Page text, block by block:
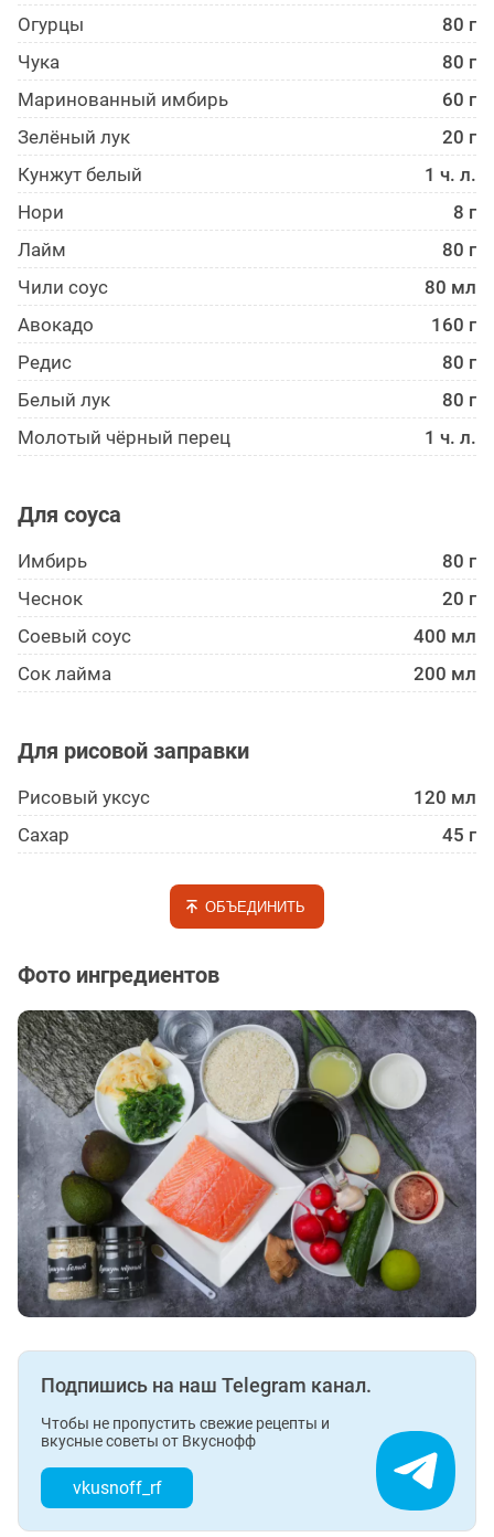
Огурцы
80 г
Чука
80 г
Маринованный имбирь
60 г
Зелёный лук
20 г
Кунжут белый
1 ч. л.
Нори
8 г
Лайм
80 г
Чили соус
80 мл
Авокадо
160 г
Редис
80 г
Белый лук
80 г
Молотый чёрный перец
1 ч. л.
Для соуса
Имбирь
80 г
Чеснок
20 г
Соевый соус
400 мл
Сок лайма
200 мл
Для рисовой заправки
Рисовый уксус
120 мл
Сахар
45 г
ОБЪЕДИНИТЬ
Фото ингредиентов
Подпишись на наш Telegram канал.
Чтобы не пропустить свежие рецепты и
вкусные советы от Вкуснофф
vkusnoff_rf